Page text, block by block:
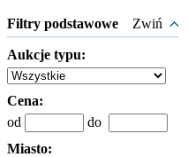
Filtry podstawowe Zwiń
Aukcje typu:
Cena:
od
do
Miasto: